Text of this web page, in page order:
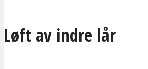
Løft av indre lår